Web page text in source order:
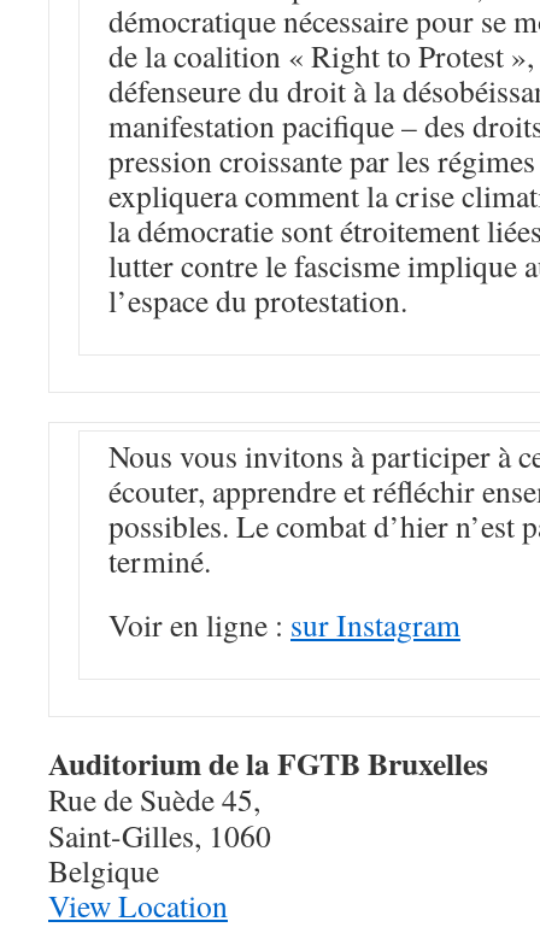
démocratique nécessaire pour se
de la coalition « Right to Protest »,
défenseure du droit à la
manifestation pacifique – des
pression croissante par les
expliquera comment la crise
la démocratie sont étroitement
lutter contre le fascisme implique
l’espace du protestation.
Nous vous invitons à participer à
écouter, apprendre et réfléchir
possibles. Le combat d’hier n’est
terminé.
Voir en ligne : sur Instagram
Auditorium de la FGTB Bruxelles
Rue de Suède 45,
Saint-Gilles, 1060
Belgique
View Location